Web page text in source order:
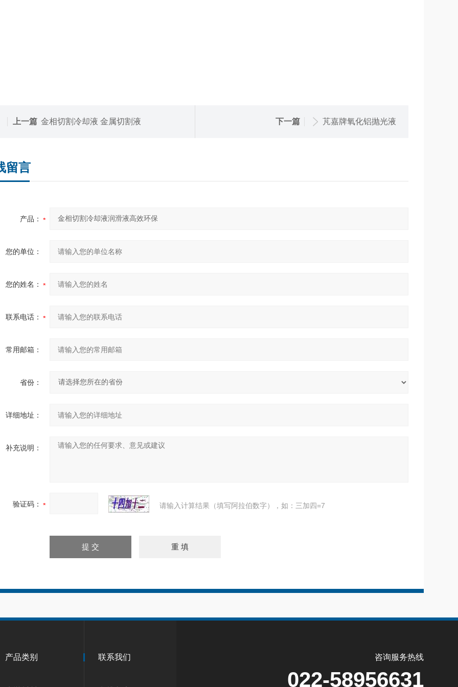
上一篇 金相切割冷却液 金属切割液 下一篇 芃嘉牌氧化铝抛光液
留言
产品：
您的单位：
您的姓名：
联系电话：
常用邮箱：
省份：
详细地址：
补充说明：
验证码： 请输入计算结果（填写阿拉伯数字），如：三加四=7
产品类别 联系我们 咨询服务热线
022-58956631